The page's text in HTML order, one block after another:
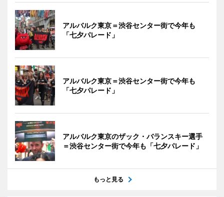
アルバルク東京＝渋谷センター街で今年も
「七夕パレード」
アルバルク東京＝渋谷センター街で今年も
「七夕パレード」
アルバルク東京のザック・バランスキー選手
＝渋谷センター街で今年も「七夕パレード」
もっと見る